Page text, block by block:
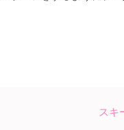
スキ